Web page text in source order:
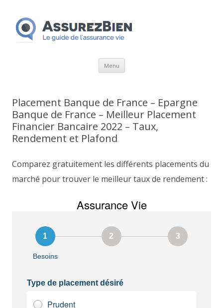
Menu Aller
Placement Banque de France – Epargne
Banque de France – Meilleur Placement
Financier Bancaire 2022 – Taux,
Rendement et Plafond
Comparez gratuitement les différents placements du
marché pour trouver le meilleur taux de rendement :